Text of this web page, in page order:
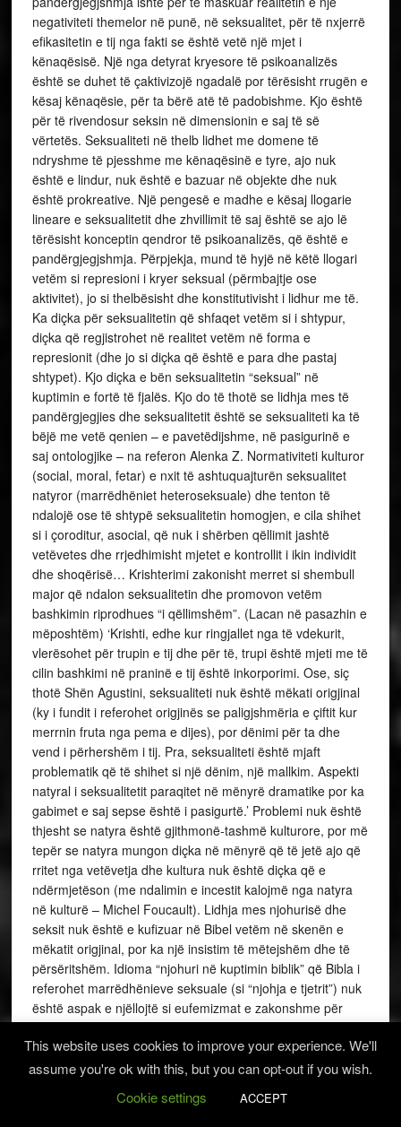
This website uses cookies to improve your experience. We'll
assume you're ok with this, but you can opt-out if you wish.
Cookie settings
ACCEPT